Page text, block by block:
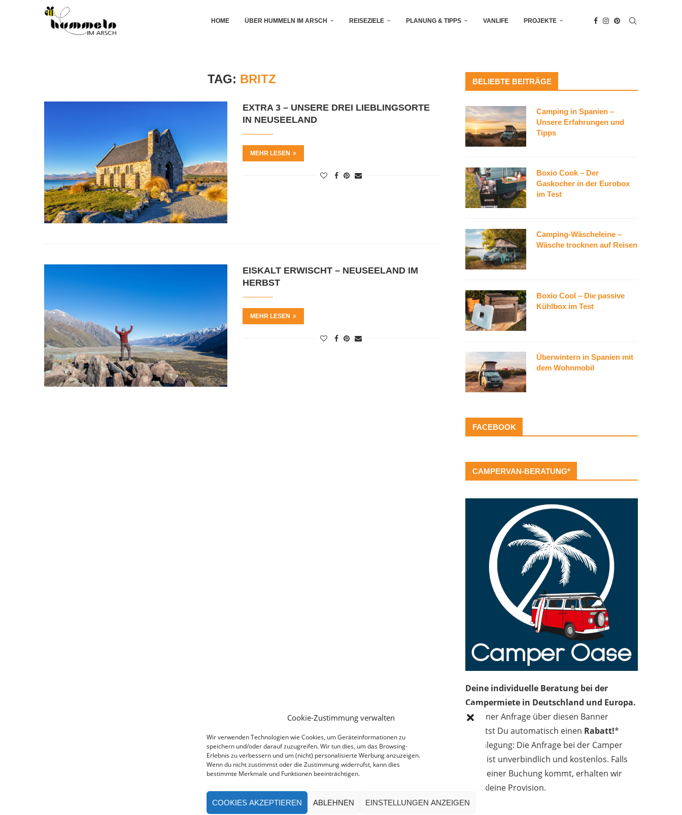
Cookie-Zustimmung verwalten
Wir verwenden Technologien wie Cookies, um Geräteinformationen zu
speichern und/oder darauf zuzugreifen. Wir tun dies, um das Browsing-
Erlebnis zu verbessern und um (nicht) personalisierte Werbung anzuzeigen.
Wenn du nicht zustimmst oder die Zustimmung widerrufst, kann dies
bestimmte Merkmale und Funktionen beeinträchtigen.
COOKIES AKZEPTIEREN ABLEHNEN EINSTELLUNGEN ANZEIGEN
HOME ÜBER HUMMELN IM ARSCH REISEZIELE PLANUNG & TIPPS VANLIFE PROJEKTE
TAG: BRITZ
EXTRA 3 – UNSERE DREI LIEBLINGSORTE
IN NEUSEELAND
MEHR LESEN
EISKALT ERWISCHT – NEUSEELAND IM
HERBST
MEHR LESEN
BELIEBTE BEITRÄGE
Camping in Spanien –
Unsere Erfahrungen und
Tipps
Boxio Cook – Der
Gaskocher in der Eurobox
im Test
Camping-Wäscheleine –
Wäsche trocknen auf Reisen
Boxio Cool – Die passive
Kühlbox im Test
Überwintern in Spanien mit
dem Wohnmobil
FACEBOOK
CAMPERVAN-BERATUNG*
Deine individuelle Beratung bei der
Campermiete in Deutschland und Europa.
Bei einer Anfrage über diesen Banner
erhältst Du automatisch einen Rabatt!*
Offenlegung: Die Anfrage bei der Camper
Oase ist unverbindlich und kostenlos. Falls
es zu einer Buchung kommt, erhalten wir
eine kleine Provision.